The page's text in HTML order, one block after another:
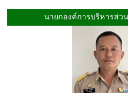
นายกองค์การบริหารส่ว